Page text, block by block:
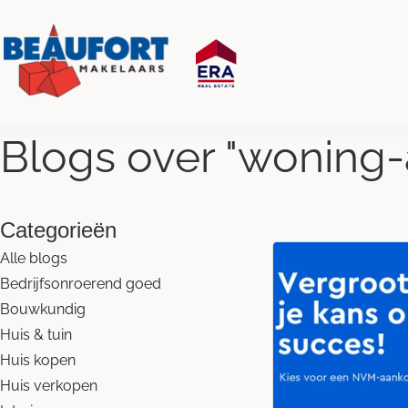
Blogs over "
Categorieën
Alle blogs
Bedrijfsonroerend goed
Bouwkundig
Huis & tuin
Huis kopen
Huis verkopen